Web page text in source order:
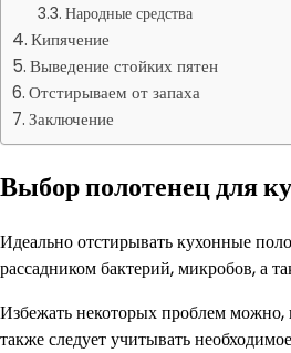
Народные средства
Кипячение
Выведение стойких пятен
Отстирываем от запаха
Заключение
Выбор полотенец для
Идеально отстирывать кухонные
рассадником бактерий, микробов, а
Избежать некоторых проблем
также следует учитывать